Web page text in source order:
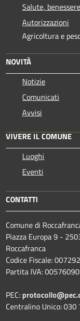
Salute,
Autorizzazioni
Agricoltura e
NOVITÀ
Notizie
Comunicati
Avvisi
VIVERE IL COMUNE
Luoghi
Eventi
CONTATTI
Comune di
Piazza Europa 9 -
Roccafranca
Codice Fiscale:
Partita IVA:
PEC:
Centralino Unico: 030